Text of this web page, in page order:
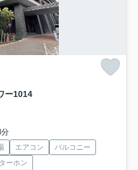
ー1014
エアコン
バルコニー
ーホン